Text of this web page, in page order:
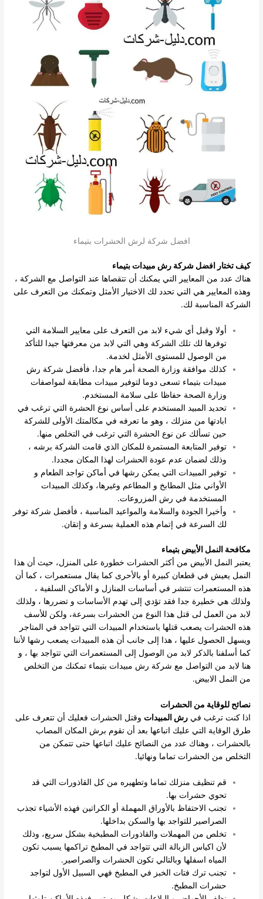
افضل شركة لرش الحشرات بتيماء
كيف تختار افضلشركة رش مبيدات بتيماء
هناك عدد من المعايير التي يمكنك أن تتقصاها عند التواصل مع الشركة ،
وهذه المعايير هي التي تحدد لك الاختيار الأمثل وتمكنك من التعرف على
الشركة المناسبة لك.
أولا وقبل أي شيء لابد من التعرف على معايير السلامة التي
توفرها لك تلك الشركة وهي التي لابد من معرفتها جيدا للتأكد
من الوصول للمستوى الأمثل لخدمة.
كذلك موافقة وزارة الصحة أمر هام جدا، فأفضل شركة رش
مبيدات بتيماء تسعى دوما لتوفير مبيدات مطابقة لمواصفات
وزارة الصحة حفاظا على سلامة المستخدم.
تحديد المبيد المستخدم على أساس نوع الحشرة التي ترغب في
ابادتها من منزلك ، وهو ما تعرفه في مكالمتك الأولى للشركة
حين تسألك عن نوع الحشرة التي ترغب في التخلص منها.
توفير المتابعة المستمرة للمكان الذي قامت الشركة برشه ،
وذلك لضمان عدم عودة الحشرات لهذا المكان مجددا.
توفير المبيدات التي يمكن رشها في أماكن تواجد الطعام و
الأواني مثل المطابخ و المطاعم وغيرها، وكذلك المبيدات
المستخدمة في رش المزروعات.
وأخيرا الجودة والسلامة والمواعيد المناسبة ، فأفضل شركة توفر
لك السرعة في إتمام هذه العملية بسرعة و إتقان.
مكافحة النمل الأبيض بتيماء
يعتبر النمل الأبيض من أكثر الحشرات خطورة على المنزل، حيث أن هذا
النمل يعيش في قطعان كبيرة أو بالأحرى كما يقال مستعمرات ، كما أن
هذه المستعمرات تنتشر في أساسات المنازل و الأماكن السلفية ،
ولذلك هي خطيرة جدا فقد تؤدي إلى تهدم الأساسات و تضررها ، ولذلك
لابد من العمل لى قتل هذا النوع من الحشرات بسرعة، ولكن للأسف
هذه الحشرات يصعب قتلها باستخدام المبيدات التي تتواجد في المتاجر
ويسهل الحصول عليها ، هذا إلى جانب أن هذه المبيدات يصعب رشها لأننا
كما أسلفنا بالذكر لابد من الوصول إلى المستعمرات التي تتواجد بها ، و
هنا لابد من التواصل مع شركة رش مبيدات بتيماء تمكنك من التخلص
من النمل الابيض.
نصائح للوقاية من الحشرات
اذا كنت ترغب فيرش المبيدات وقتل الحشرات فعليك أن تتعرف على
طرق الوقاية التي عليك اتباعها بعد أن تقوم برش المكان المصاب
بالحشرات ، وهناك عدد من النصائح عليك اتباعها حتى تتمكن من
التخلص من الحشرات تماما ونهائيا.
قم تنظيف منزلك تماما وتطهيره من كل القاذورات التي قد
تحوي حشرات بها.
تجنب الاحتفاظ بالأوراق المهملة أو الكراتين فهذه الأشياء تجذب
الصراصير للتواجد بها والسكن بداخلها.
تخلص من المهملات والقاذورات المطبخية بشكل سريع، وذلك
لأن اكياس الزبالة التي تتواجد في المطبخ تراكمها يسبب تكون
المياه اسفلها وبالتالي تكون الحشرات والصراصير.
تجنب ترك فتات الخبز في المطبخ فهي السبيل الأول لتواجد
حشرات المطبخ.